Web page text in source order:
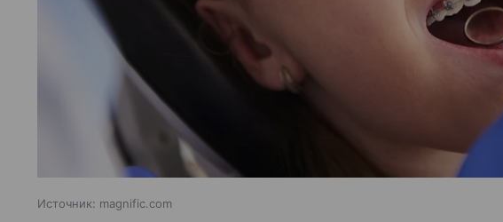
Источник: magnific.com